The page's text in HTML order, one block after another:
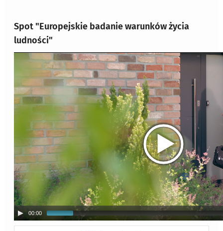
Spot "Europejskie badanie warunków życia
ludności"
00:00